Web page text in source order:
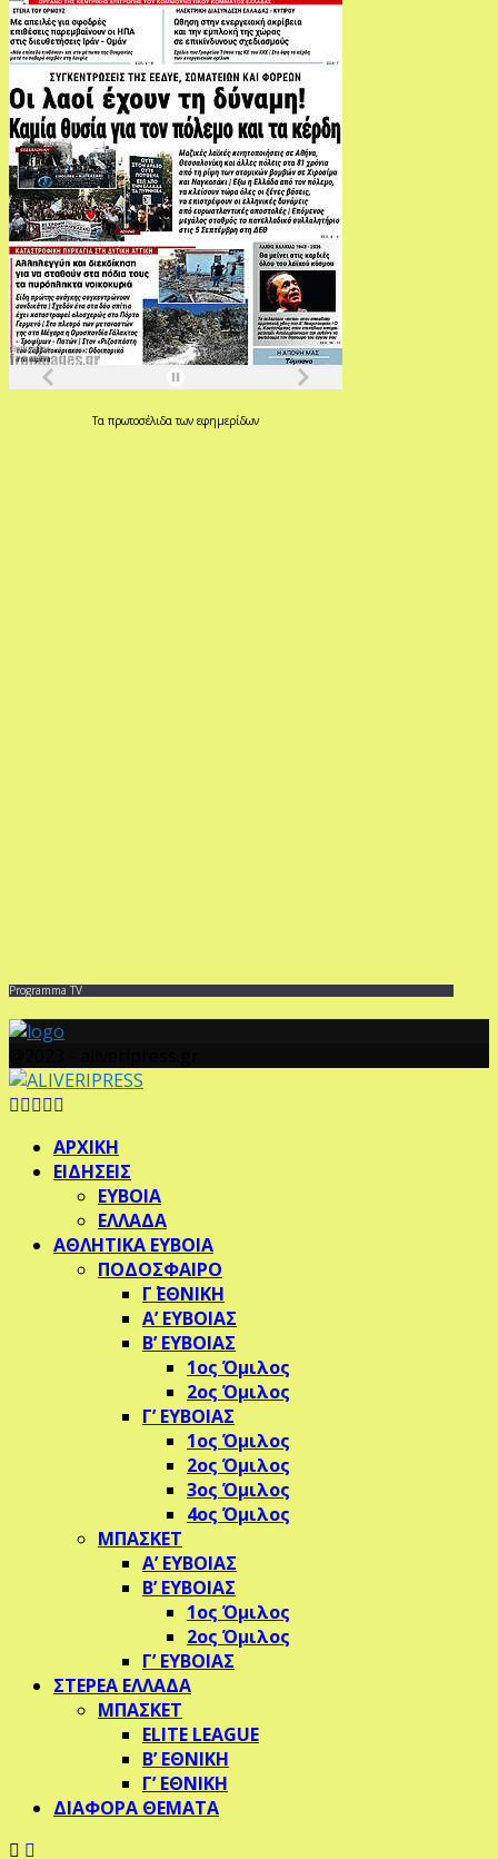
Τα πρωτοσέλιδατων εφημερίδων
Programma TV
Facebook
Twitter
Instagram
Pinterest
ΑΡΧΙΚΗ
ΕΙΔΗΣΕΙΣ
ΕΥΒΟΙΑ
ΕΛΛΑΔΑ
ΑΘΛΗΤΙΚΑ ΕΥΒΟΙΑ
ΠΟΔΟΣΦΑΙΡΟ
Γ΄ ΕΘΝΙΚΗ
Α’ ΕΥΒΟΙΑΣ
Β’ ΕΥΒΟΙΑΣ
1ος Όμιλος
2ος Όμιλος
Γ’ ΕΥΒΟΙΑΣ
1ος Όμιλος
2ος Όμιλος
3ος Όμιλος
4ος Όμιλος
ΜΠΑΣΚΕΤ
Α’ ΕΥΒΟΙΑΣ
Β’ ΕΥΒΟΙΑΣ
1ος Όμιλος
2ος Όμιλος
Γ’ ΕΥΒΟΙΑΣ
ΣΤΕΡΕΑ ΕΛΛΑΔΑ
ΜΠΑΣΚΕΤ
ELITE LEAGUE
Β’ ΕΘΝΙΚΗ
Γ’ ΕΘΝΙΚΗ
ΔΙΑΦΟΡΑ ΘΕΜΑΤΑ